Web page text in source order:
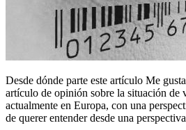
Desde dónde parte este artículo Me
artículo de opinión sobre la situación de
actualmente en Europa, con una
de querer entender desde una